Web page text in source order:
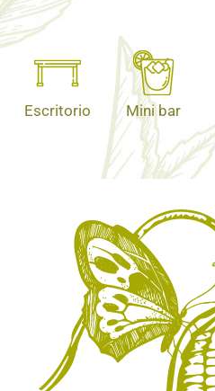
Escritorio Mini bar